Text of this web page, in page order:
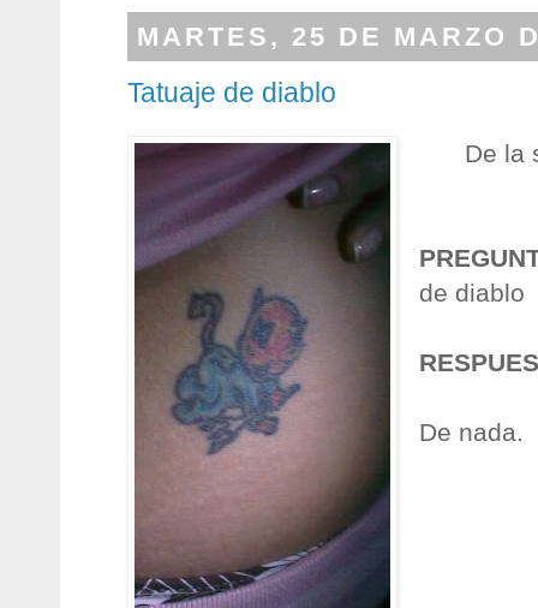
MARTES, 25 DE MARZO
Tatuaje de diablo
De la
de diablo
De nada.